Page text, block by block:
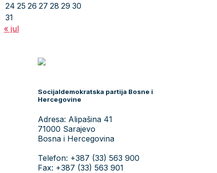
24 25 26 27 28 29 30
31
« jul
Socijaldemokratska partija Bosne i
Hercegovine
Adresa: Alipašina 41
71000 Sarajevo
Bosna i Hercegovina
Telefon: +387 (33) 563 900
Fax: +387 (33) 563 901